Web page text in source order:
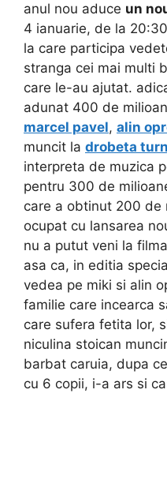
anul nou aduce un
4 ianuarie, de la
la care participa
stranga cei mai multi
care le-au ajutat.
adunat 400 de
marcel pavel, alin
muncit la drobeta
interpreta de muzica
pentru 300 de
care a obtinut 200 de
ocupat cu lansarea
nu a putut veni la
asa ca, in editia
vedea pe miki si alin
familie care incearca
care sufera fetita lor,
niculina stoican
barbat caruia, dupa
cu 6 copii, i-a ars si